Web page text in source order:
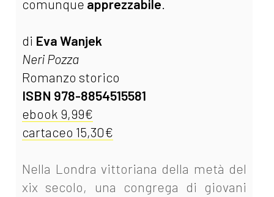
comunque apprezzabile.
di Eva Wanjek
Neri Pozza
Romanzo storico
ISBN 978-8854515581
ebook 9,99€
cartaceo 15,30€
Nella Londra vittoriana della metà del
xix secolo, una congrega di giovani